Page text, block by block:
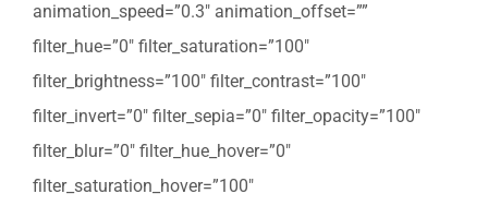
animation_speed=”0.3″ animation_offset=””
filter_hue=”0″ filter_saturation=”100″
filter_brightness=”100″ filter_contrast=”100″
filter_invert=”0″ filter_sepia=”0″ filter_opacity=”100″
filter_blur=”0″ filter_hue_hover=”0″
filter_saturation_hover=”100″